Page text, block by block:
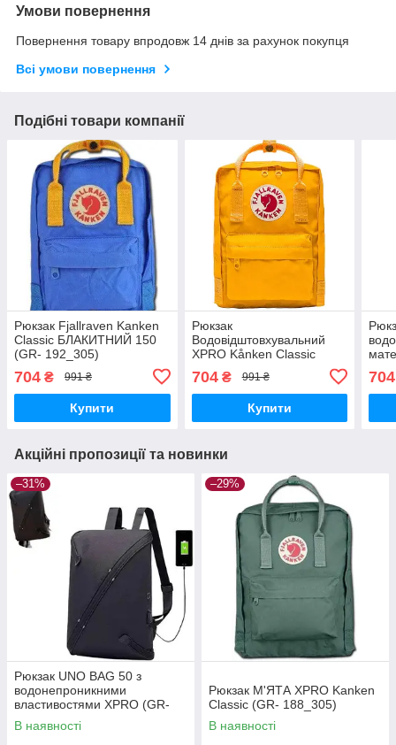
Умови повернення
Повернення товару впродовж 14 днів за рахунок покупця
Всі умови повернення
Подібні товари компанії
Рюкзак Fjallraven Kanken
Classic БЛАКИТНИЙ 150
(GR- 192_305)
704 ₴ 991 ₴
Купити
Рюкзак
Водовідштовхувальний
XPRO Kånken Classic
190_305)
704₴ 991 ₴
Купити
704
Акційні пропозиції та новинки
–31%
Рюкзак UNO BAG 50 з
водонепроникними
властивостями XPRO (GR-
184_179)
В наявності
–29%
Рюкзак М'ЯТА XPRO Kanken
Classic (GR- 188_305)
В наявності